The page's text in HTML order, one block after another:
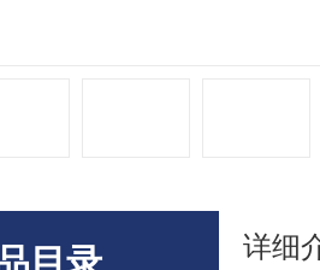
详细